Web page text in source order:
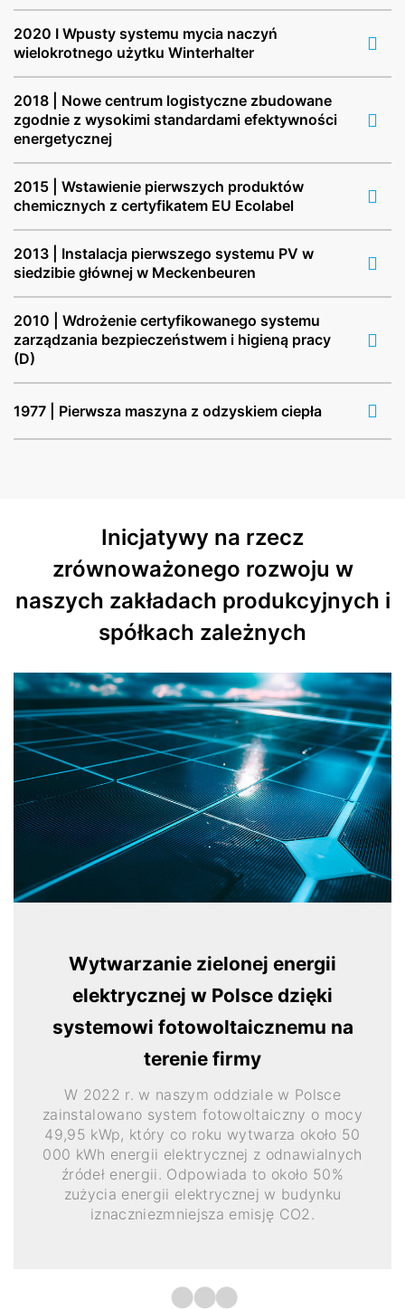
2020 I Wpusty systemu mycia naczyń
wielokrotnego użytku Winterhalter
2018 | Nowe centrum logistyczne zbudowane
zgodnie z wysokimi standardami efektywności
energetycznej
2015 | Wstawienie pierwszych produktów
chemicznych z certyfikatem EU Ecolabel
2013 | Instalacja pierwszego systemu PV w
siedzibie głównej w Meckenbeuren
2010 | Wdrożenie certyfikowanego systemu
zarządzania bezpieczeństwem i higieną pracy
(D)
1977 | Pierwsza maszyna z odzyskiem ciepła
Inicjatywy na rzecz
zrównoważonego rozwoju w
naszych zakładach produkcyjnych i
spółkach zależnych
Wytwarzanie zielonej energii
elektrycznej w Polsce dzięki
systemowi fotowoltaicznemu na
terenie firmy
W 2022 r. w naszym oddziale w Polsce
zainstalowano system fotowoltaiczny o mocy
49,95 kWp, który co roku wytwarza około 50
000 kWh energii elektrycznej z odnawialnych
źródeł energii. Odpowiada to około 50%
zużycia energii elektrycznej w budynku
iznaczniezmniejsza emisję CO2.